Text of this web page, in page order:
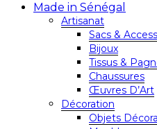
Made in Sénégal
Artisanat
Sacs &
Bijoux
Tissus &
Chaussures
Œuvres D’Art
Décoration
Objets